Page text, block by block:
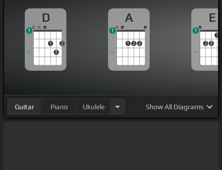
fabricando fantasias para
[B]no
recuerdo, vivo malgastando
horas, evitando estar sola para no
D
1
3
2
1
A
1 2 3
1
E
2 3
1
1
Guitar Piano Ukulele ShowAll Diagrams